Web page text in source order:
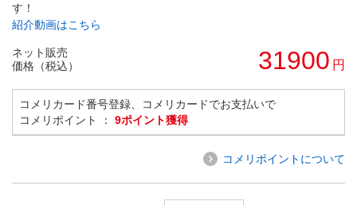
す！
紹介動画はこちら
ネット販売
価格（税込）
31900 円
コメリカード番号登録、コメリカードでお支払いで
コメリポイント ： 9ポイント獲得
コメリポイントについて